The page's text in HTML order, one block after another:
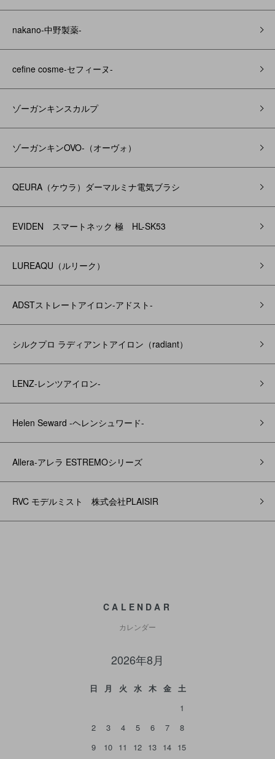
nakano-中野製薬-
cefine cosme-セフィーヌ-
ゾーガンキンスカルプ
ゾーガンキンOVO‐（オーヴォ）
QEURA（ケウラ）ダーマルミナ電気ブラシ
EVIDEN スマートネック 極 HL-SK53
LUREAQU（ルリーク）
ADSTストレートアイロン-アドスト-
シルクプロ ラディアントアイロン（radiant）
LENZ-レンツアイロン-
Helen Seward -ヘレンシュワード-
Allera-アレラ ESTREMOシリーズ
RVC モデルミスト 株式会社PLAISIR
CALENDAR
カレンダー
2026年8月
日 月 火 水 木 金
土
1
2
3 4 5 6 7
8
9
10 11 12 13 14 15